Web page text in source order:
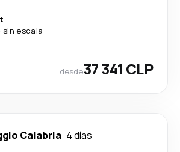
sin escala
desde37 341 CLP
Calabria 4 días